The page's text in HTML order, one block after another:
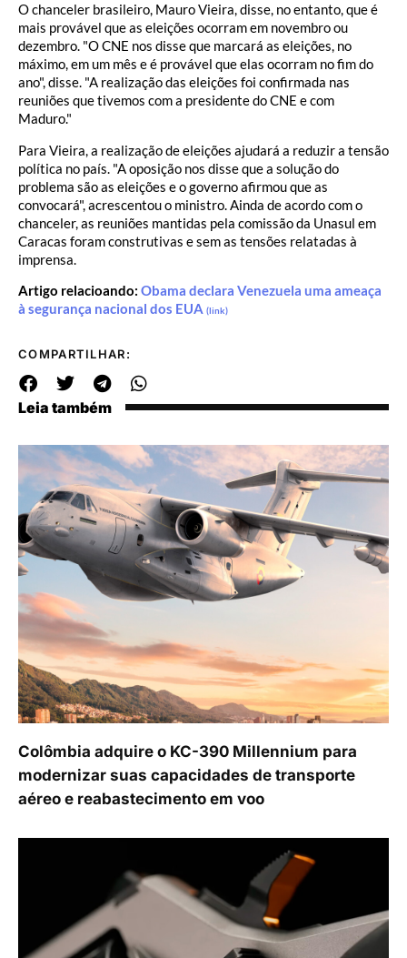
O chanceler brasileiro, Mauro Vieira, disse, no entanto, que é
mais provável que as eleições ocorram em novembro ou
dezembro. "O CNE nos disse que marcará as eleições, no
máximo, em um mês e é provável que elas ocorram no fim do
ano", disse. "A realização das eleições foi confirmada nas
reuniões que tivemos com a presidente do CNE e com
Maduro."
Para Vieira, a realização de eleições ajudará a reduzir a tensão
política no país. "A oposição nos disse que a solução do
problema são as eleições e o governo afirmou que as
convocará", acrescentou o ministro. Ainda de acordo com o
chanceler, as reuniões mantidas pela comissão da Unasul em
Caracas foram construtivas e sem as tensões relatadas à
imprensa.
Artigo relacioando: Obama declara Venezuela uma ameaça
à segurança nacional dos EUA (link)
COMPARTILHAR:
Leia também
Colômbia adquire o KC-390 Millennium para
modernizar suas capacidades de transporte
aéreo e reabastecimento em voo